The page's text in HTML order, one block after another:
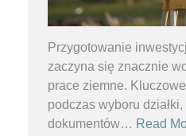
Przygotowanie
zaczyna się znacznie
prace ziemne.
podczas wyboru
dokumentów… Read